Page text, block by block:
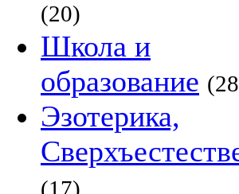
(20)
Школа и
образование
Эзотерика,
(17)